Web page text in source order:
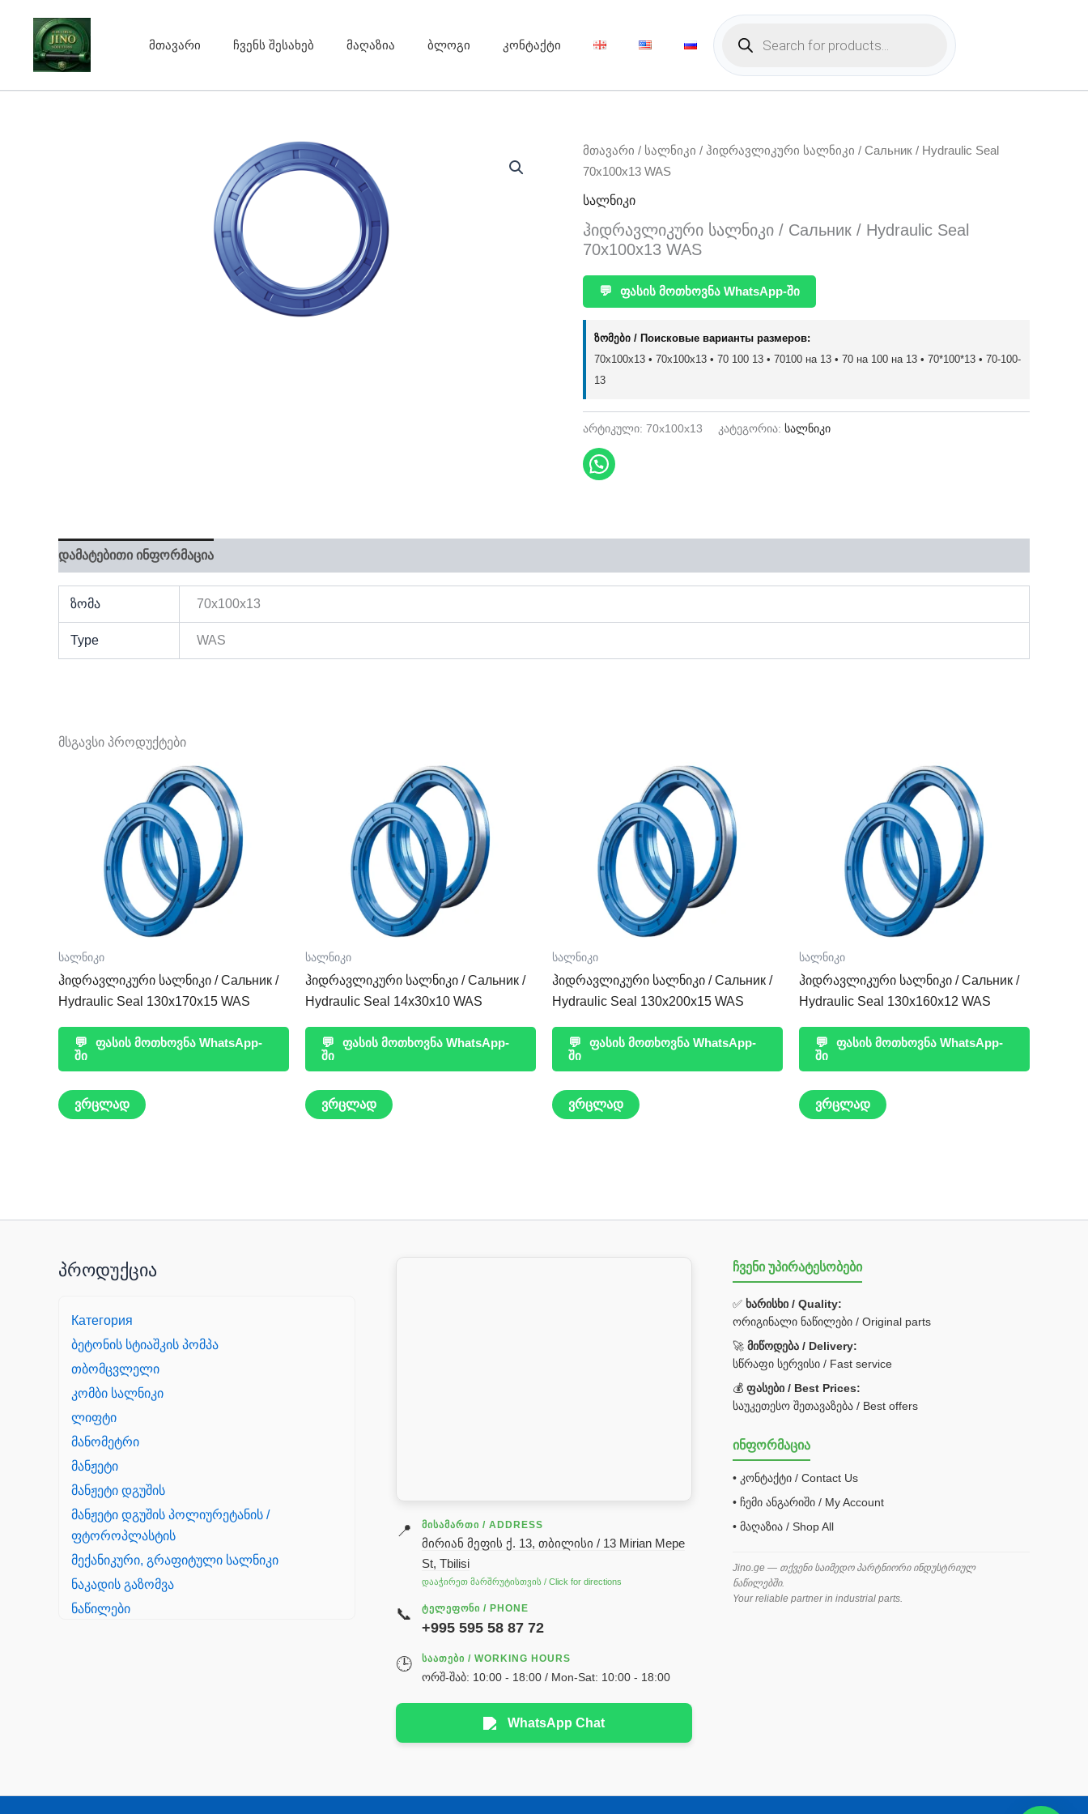
content
მთავარი ჩვენს შესახებ მაღაზია ბლოგი კონტაქტი
Products
search
მთავარი / სალნიკი / ჰიდრავლიკური სალნიკი / Сальник / Hydraulic Seal
70x100x13 WAS
სალნიკი
ჰიდრავლიკური სალნიკი / Сальник / Hydraulic Seal
70x100x13 WAS
💬 ფასის მოთხოვნა WhatsApp-ში
ზომები / Поисковые варианты размеров:
70x100x13 • 70х100х13 • 70 100 13 • 70100 на 13 • 70 на 100 на 13 • 70*100*13 • 70-100-
13
არტიკული: 70x100x13 კატეგორია: სალნიკი
დამატებითი ინფორმაცია
ზომა 70x100x13
Type WAS
მსგავსი პროდუქტები
სალნიკი
ჰიდრავლიკური სალნიკი / Сальник /
Hydraulic Seal 130x170x15 WAS
💬
ფასის მოთხოვნა WhatsApp-
ში
ვრცლად
სალნიკი
ჰიდრავლიკური სალნიკი / Сальник /
Hydraulic Seal 14x30x10 WAS
💬
ფასის მოთხოვნა WhatsApp-
ში
ვრცლად
სალნიკი
ჰიდრავლიკური სალნიკი / Сальник /
Hydraulic Seal 130x200x15 WAS
💬
ფასის მოთხოვნა WhatsApp-
ში
ვრცლად
სალნიკი
ჰიდრავლიკური სალნიკი / Сальник /
Hydraulic Seal 130x160x12 WAS
💬
ფასის მოთხოვნა WhatsApp-
ში
ვრცლად
პროდუქცია
Категория
ბეტონის სტიაშკის პომპა
თბომცვლელი
კომბი სალნიკი
ლიფტი
მანომეტრი
მანჟეტი
მანჟეტი დგუშის
მანჟეტი დგუშის პოლიურეტანის /
ფტოროპლასტის
მექანიკური, გრაფიტული სალნიკი
ნაკადის გაზომვა
ნაწილები
რეზინის რგოლი
📍 ᲛᲘᲡᲐᲛᲐᲠᲗᲘ / ADDRESS
მირიან მეფის ქ. 13, თბილისი / 13 Mirian Mepe
St, Tbilisi
დააჭირეთ მარშრუტისთვის / Click for directions
📞 ᲢᲔᲚᲔᲤᲝᲜᲘ / PHONE
+995 595 58 87 72
🕒 ᲡᲐᲐᲗᲔᲑᲘ / WORKING HOURS
ორშ-შაბ: 10:00 - 18:00 / Mon-Sat: 10:00 - 18:00
WhatsApp Chat
ჩვენი უპირატესობები
✅ ხარისხი / Quality:
ორიგინალი ნაწილები / Original parts
🚀მიწოდება / Delivery:
სწრაფი სერვისი / Fast service
💰ფასები / Best Prices:
საუკეთესო შეთავაზება / Best offers
ინფორმაცია
• კონტაქტი / Contact Us
• ჩემი ანგარიში / My Account
• მაღაზია / Shop All
Jino.ge — თქვენი საიმედო პარტნიორი ინდუსტრიულ
ნაწილებში.
Your reliable partner in industrial parts.